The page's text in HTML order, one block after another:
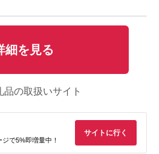
細を見る
品の取扱いサイト
で5%即増量中！
サイトに行く